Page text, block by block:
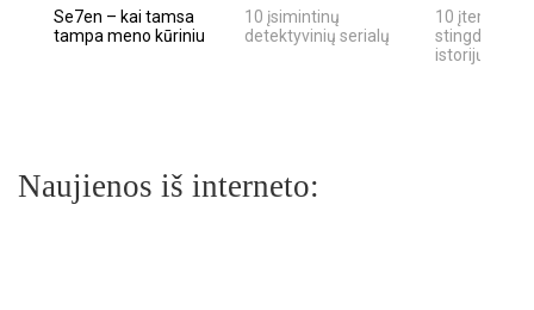
Se7en – kai tamsa
tampa meno kūriniu
10 įsimintinų
detektyvinių serialų
10 įtemptų,
stingdančių
istorijų
Naujienos iš interneto: